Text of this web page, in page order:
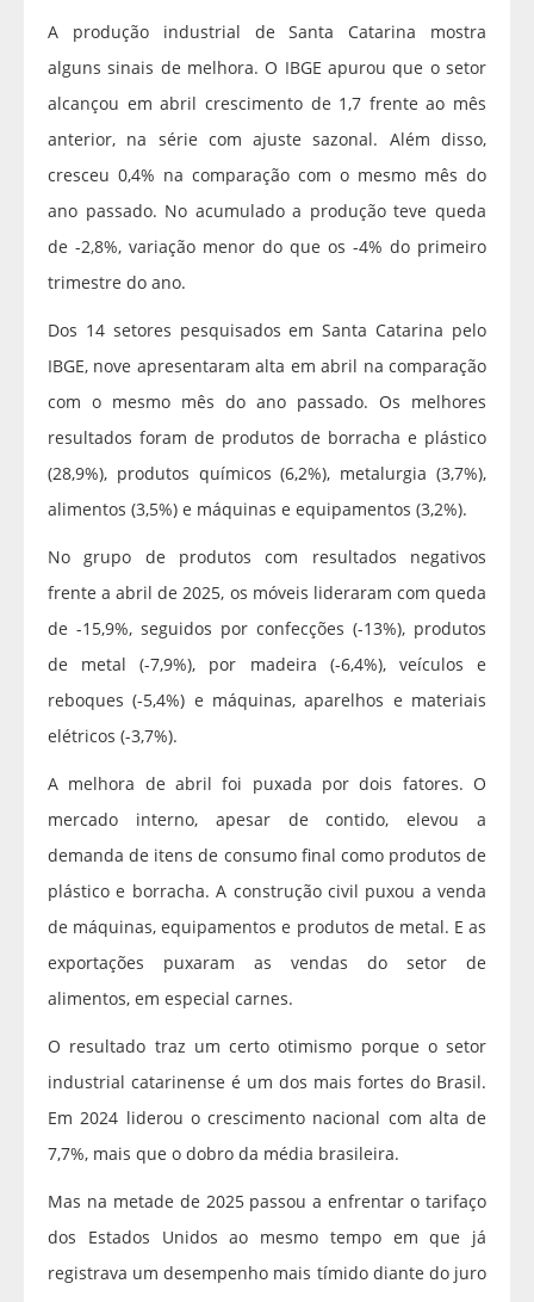
A produção industrial de Santa Catarina mostra
alguns sinais de melhora. O IBGE apurou que o setor
alcançou em abril crescimento de 1,7 frente ao mês
anterior, na série com ajuste sazonal. Além disso,
cresceu 0,4% na comparação com o mesmo mês do
ano passado. No acumulado a produção teve queda
de -2,8%, variação menor do que os -4% do primeiro
trimestre do ano.
Dos 14 setores pesquisados em Santa Catarina pelo
IBGE, nove apresentaram alta em abril na comparação
com o mesmo mês do ano passado. Os melhores
resultados foram de produtos de borracha e plástico
(28,9%), produtos químicos (6,2%), metalurgia (3,7%),
alimentos (3,5%) e máquinas e equipamentos (3,2%).
No grupo de produtos com resultados negativos
frente a abril de 2025, os móveis lideraram com queda
de -15,9%, seguidos por confecções (-13%), produtos
de metal (-7,9%), por madeira (-6,4%), veículos e
reboques (-5,4%) e máquinas, aparelhos e materiais
elétricos (-3,7%).
A melhora de abril foi puxada por dois fatores. O
mercado interno, apesar de contido, elevou a
demanda de itens de consumo final como produtos de
plástico e borracha. A construção civil puxou a venda
de máquinas, equipamentos e produtos de metal. E as
exportações puxaram as vendas do setor de
alimentos, em especial carnes.
O resultado traz um certo otimismo porque o setor
industrial catarinense é um dos mais fortes do Brasil.
Em 2024 liderou o crescimento nacional com alta de
7,7%, mais que o dobro da média brasileira.
Mas na metade de 2025 passou a enfrentar o tarifaço
dos Estados Unidos ao mesmo tempo em que já
registrava um desempenho mais tímido diante do juro